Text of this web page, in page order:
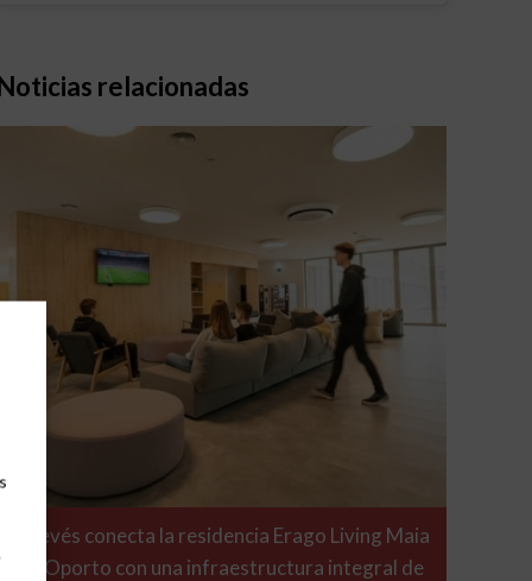
relacionadas
Televés conecta la residencia Erago Living Maia
en Oporto con una infraestructura integral de